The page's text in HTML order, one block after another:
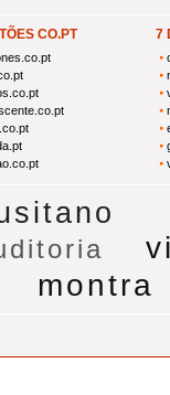
CO.PT 7
montra